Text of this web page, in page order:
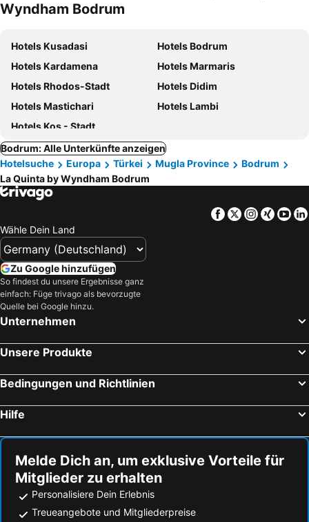
Wyndham Bodrum
Hotels Kusadasi
Hotels Bodrum
Hotels Kardamena
Hotels Marmaris
Hotels Rhodos-Stadt
Hotels Didim
Hotels Mastichari
Hotels Lambi
Hotels Kos - Stadt
Bodrum: Alle Unterkünfte anzeigen
Hotelsuche
Europa Türkei Mugla Province
Bodrum
La Quinta by Wyndham Bodrum
Facebook
TwitterXing
Wähle Dein Land
Zu Google hinzufügen
So findest du unsere Ergebnisse ganz
einfach: Füge trivago als bevorzugte
Quelle bei Google hinzu.
Unternehmen
Unsere Produkte
Bedingungen und Richtlinien
Hilfe
Melde Dich an, um exklusive Vorteile für
Mitglieder zu erhalten
Personalisiere Dein Erlebnis
Treueangebote und Mitgliederpreise